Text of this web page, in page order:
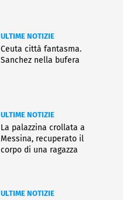
ULTIME NOTIZIE
Ceuta città fantasma.
Sanchez nella bufera
ULTIME NOTIZIE
La palazzina crollata a
Messina, recuperato il
corpo di una ragazza
ULTIME NOTIZIE